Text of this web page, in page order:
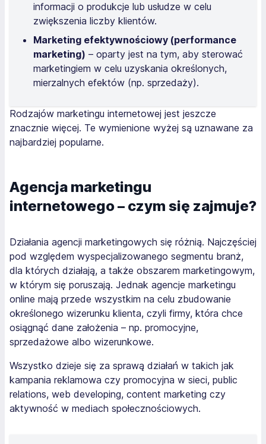
informacji o produkcje lub usłudze w celu
zwiększenia liczby klientów.
Marketing efektywnościowy (performance
marketing) – oparty jest na tym, aby sterować
marketingiem w celu uzyskania określonych,
mierzalnych efektów (np. sprzedaży).
Rodzajów marketingu internetowej jest jeszcze
znacznie więcej. Te wymienione wyżej są uznawane za
najbardziej popularne.
Agencja marketingu
internetowego – czym się zajmuje?
Działania agencji marketingowych się różnią. Najczęściej
pod względem wyspecjalizowanego segmentu branż,
dla których działają, a także obszarem marketingowym,
w którym się poruszają. Jednak agencje marketingu
online mają przede wszystkim na celu zbudowanie
określonego wizerunku klienta, czyli firmy, która chce
osiągnąć dane założenia – np. promocyjne,
sprzedażowe albo wizerunkowe.
Wszystko dzieje się za sprawą działań w takich jak
kampania reklamowa czy promocyjna w sieci, public
relations, web developing, content marketing czy
aktywność w mediach społecznościowych.